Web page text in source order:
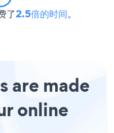
了2.5倍的时间。
are made
online